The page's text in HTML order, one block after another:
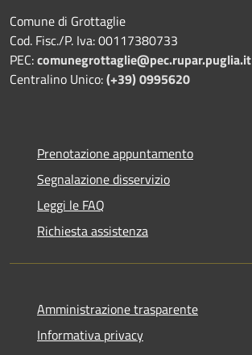
Comune di Grottaglie
Cod. Fisc./P. Iva: 00117380733
PEC:comunegrottaglie@pec.rupar.puglia.it
Centralino Unico:(+39) 0995620
Prenotazione appuntamento
Segnalazione disservizio
Leggi le FAQ
Richiesta assistenza
Amministrazione trasparente
Informativa privacy